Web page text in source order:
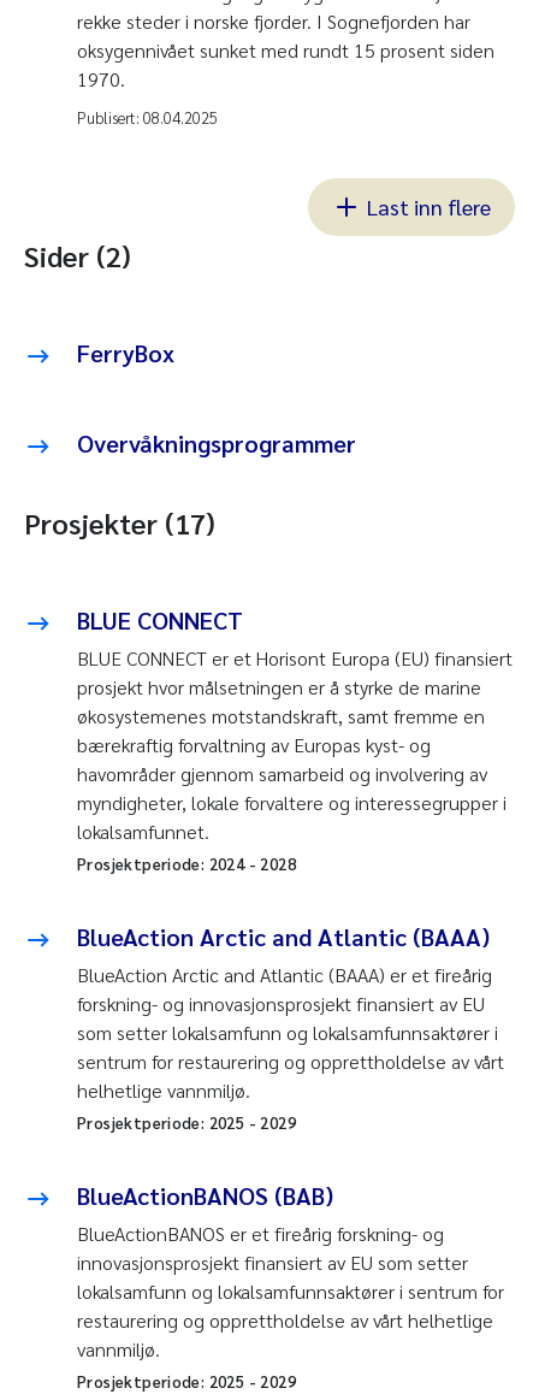
rekke steder i norske fjorder. I Sognefjorden har
oksygennivået sunket med rundt 15 prosent siden
1970.
Publisert: 08.04.2025
Last inn flere
Sider (2)
FerryBox
Overvåkningsprogrammer
Prosjekter (17)
BLUE CONNECT
BLUE CONNECT er et Horisont Europa (EU) finansiert
prosjekt hvor målsetningen er å styrke de marine
økosystemenes motstandskraft, samt fremme en
bærekraftig forvaltning av Europas kyst- og
havområder gjennom samarbeid og involvering av
myndigheter, lokale forvaltere og interessegrupper i
lokalsamfunnet.
Prosjektperiode: 2024- 2028
BlueAction Arctic and Atlantic (BAAA)
BlueAction Arctic and Atlantic (BAAA) er et fireårig
forskning- og innovasjonsprosjekt finansiert av EU
som setter lokalsamfunn og lokalsamfunnsaktører i
sentrum for restaurering og opprettholdelse av vårt
helhetlige vannmiljø.
Prosjektperiode: 2025 - 2029
BlueActionBANOS (BAB)
BlueActionBANOS er et fireårig forskning- og
innovasjonsprosjekt finansiert av EU som setter
lokalsamfunn og lokalsamfunnsaktører i sentrum for
restaurering og opprettholdelse av vårt helhetlige
vannmiljø.
Prosjektperiode: 2025 - 2029